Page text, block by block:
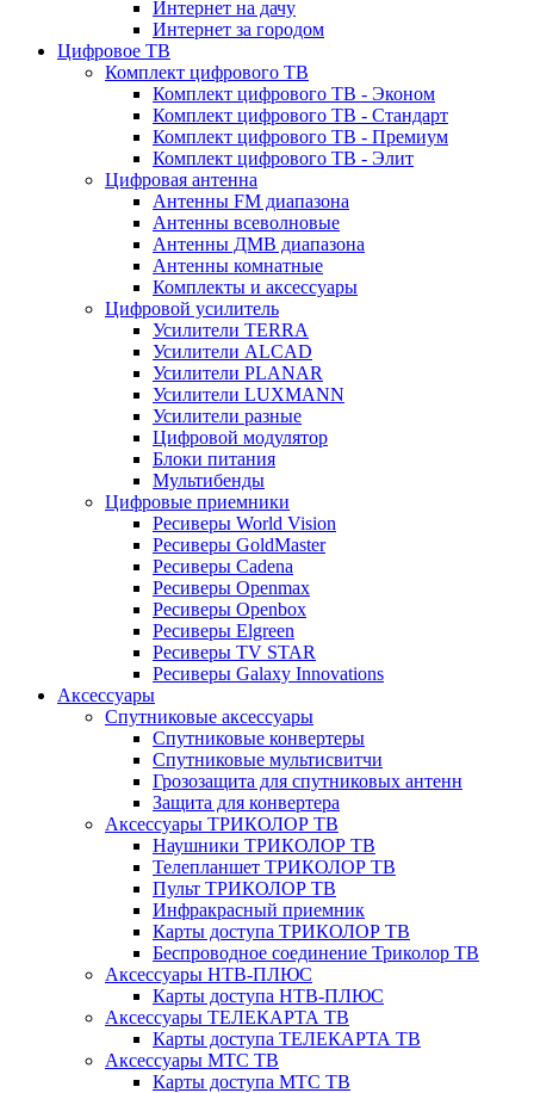
Интернет на дачу
Интернет за городом
Цифровое ТВ
Комплект цифрового ТВ
Комплект цифрового ТВ - Эконом
Комплект цифрового ТВ - Стандарт
Комплект цифрового ТВ - Премиум
Комплект цифрового ТВ - Элит
Цифровая антенна
Антенны FM диапазона
Антенны всеволновые
Антенны ДМВ диапазона
Антенны комнатные
Комплекты и аксессуары
Цифровой усилитель
Усилители TERRA
Усилители ALCAD
Усилители PLANAR
Усилители LUXMANN
Усилители разные
Цифровой модулятор
Блоки питания
Мультибенды
Цифровые приемники
Ресиверы World Vision
Ресиверы GoldMaster
Ресиверы Cadena
Ресиверы Openmax
Ресиверы Openbox
Ресиверы Elgreen
Ресиверы TV STAR
Ресиверы Galaxy Innovations
Аксессуары
Спутниковые аксессуары
Спутниковые конвертеры
Спутниковые мультисвитчи
Грозозащита для спутниковых антенн
Защита для конвертера
Аксессуары ТРИКОЛОР ТВ
Наушники ТРИКОЛОР ТВ
Телепланшет ТРИКОЛОР ТВ
Пульт ТРИКОЛОР ТВ
Инфракрасный приемник
Карты доступа ТРИКОЛОР ТВ
Беспроводное соединение Триколор ТВ
Аксессуары НТВ-ПЛЮС
Карты доступа НТВ-ПЛЮС
Аксессуары ТЕЛЕКАРТА ТВ
Карты доступа ТЕЛЕКАРТА ТВ
Аксессуары МТС ТВ
Карты доступа МТС ТВ